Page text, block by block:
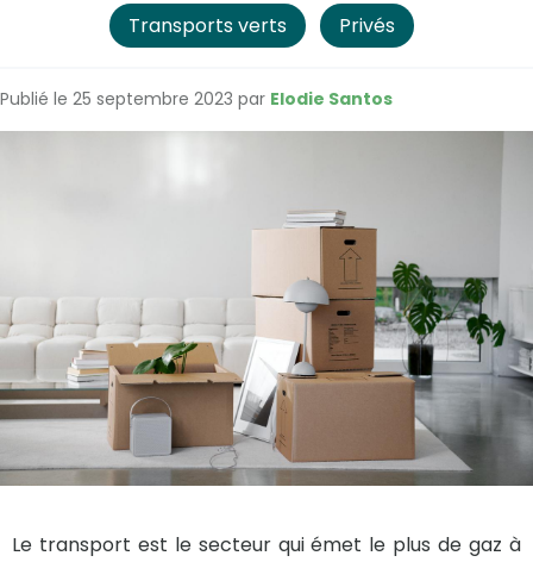
Transports verts Privés
Publié le 25 septembre 2023 par Elodie Santos
Le transport est le secteur qui émet le plus de gaz à